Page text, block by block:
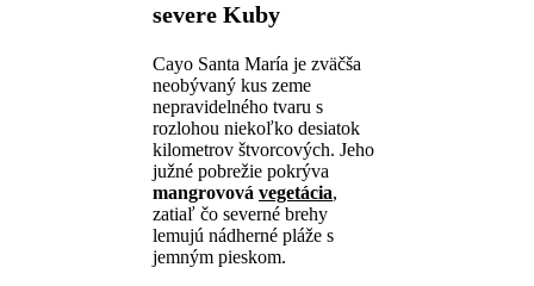
severe Kuby
Cayo Santa María je zväčša
neobývaný kus zeme
nepravidelného tvaru s
rozlohou niekoľko desiatok
kilometrov štvorcových. Jeho
južné pobrežie pokrýva
mangrovová vegetácia,
zatiaľ čo severné brehy
lemujú nádherné pláže s
jemným pieskom.